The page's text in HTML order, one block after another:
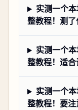
实测一个
整教程！测了
实测一个
整教程！适合
实测一个
整教程！要注